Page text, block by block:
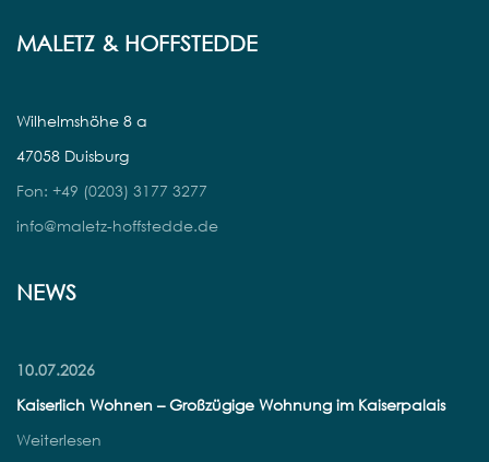
MALETZ & HOFFSTEDDE
Wilhelmshöhe 8 a
47058 Duisburg
Fon: +49 (0203) 3177 3277
info@maletz-hoffstedde.de
NEWS
10.07.2026
Kaiserlich Wohnen – Großzügige Wohnung im Kaiserpalais
Weiterlesen